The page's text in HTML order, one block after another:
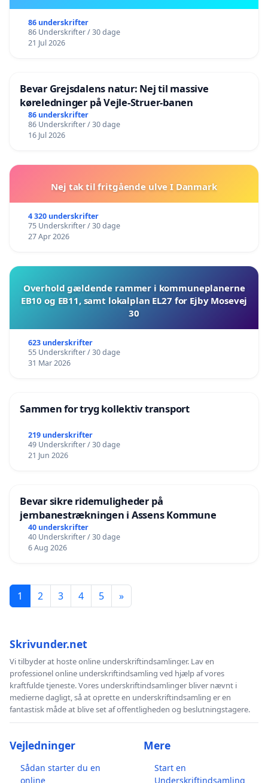
86 underskrifter
86 Underskrifter / 30 dage
21 Jul 2026
Bevar Grejsdalens natur: Nej til massive
køreledninger på Vejle-Struer-banen
86 underskrifter
86 Underskrifter / 30 dage
16 Jul 2026
Nej tak til fritgående ulve I Danmark
4 320 underskrifter
75 Underskrifter / 30 dage
27 Apr 2026
Overhold gældende rammer i kommuneplanerne
EB10 og EB11, samt lokalplan EL27 for Ejby Mosevej
30
623 underskrifter
55 Underskrifter / 30 dage
31 Mar 2026
Sammen for tryg kollektiv transport
219 underskrifter
49 Underskrifter / 30 dage
21 Jun 2026
Bevar sikre ridemuligheder på
jernbanestrækningen i Assens Kommune
40 underskrifter
40 Underskrifter / 30 dage
6 Aug 2026
1 2 3 4 5 »
Skrivunder.net
Vi tilbyder at hoste online underskriftindsamlinger. Lav en
professionel online underskriftindsamling ved hjælp af vores
kraftfulde tjeneste. Vores underskriftindsamlinger bliver nævnt i
medierne dagligt, så at oprette en underskriftindsamling er en
fantastisk måde at blive set af offentligheden og beslutningstagere.
Vejledninger
Sådan starter du en
online
Mere
Start en
Underskriftindsamling